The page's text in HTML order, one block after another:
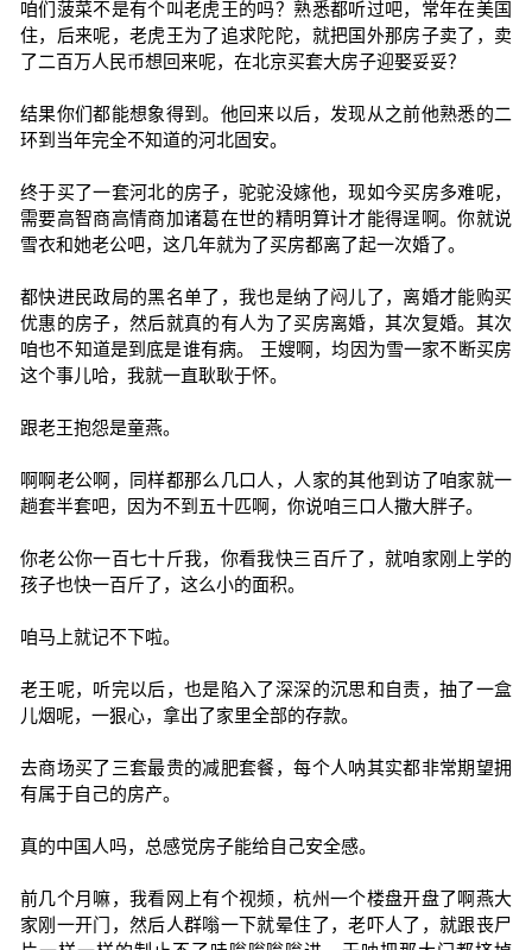
咱们菠菜不是有个叫老虎王的吗？熟悉都听过吧，常年在美国
住，后来呢，老虎王为了追求陀陀，就把国外那房子卖了，卖
了二百万人民币想回来呢，在北京买套大房子迎娶妥妥？
结果你们都能想象得到。他回来以后，发现从之前他熟悉的二
环到当年完全不知道的河北固安。
终于买了一套河北的房子，驼驼没嫁他，现如今买房多难呢，
需要高智商高情商加诸葛在世的精明算计才能得逞啊。你就说
雪衣和她老公吧，这几年就为了买房都离了起一次婚了。
都快进民政局的黑名单了，我也是纳了闷儿了，离婚才能购买
优惠的房子，然后就真的有人为了买房离婚，其次复婚。其次
咱也不知道是到底是谁有病。 王嫂啊，均因为雪一家不断买房
这个事儿哈，我就一直耿耿于怀。
跟老王抱怨是童燕。
啊啊老公啊，同样都那么几口人，人家的其他到访了咱家就一
趟套半套吧，因为不到五十匹啊，你说咱三口人撒大胖子。
你老公你一百七十斤我，你看我快三百斤了，就咱家刚上学的
孩子也快一百斤了，这么小的面积。
咱马上就记不下啦。
老王呢，听完以后，也是陷入了深深的沉思和自责，抽了一盒
儿烟呢，一狠心，拿出了家里全部的存款。
去商场买了三套最贵的减肥套餐，每个人呐其实都非常期望拥
有属于自己的房产。
真的中国人吗，总感觉房子能给自己安全感。
前几个月嘛，我看网上有个视频，杭州一个楼盘开盘了啊燕大
家刚一开门，然后人群嗡一下就晕住了，老吓人了，就跟丧尸